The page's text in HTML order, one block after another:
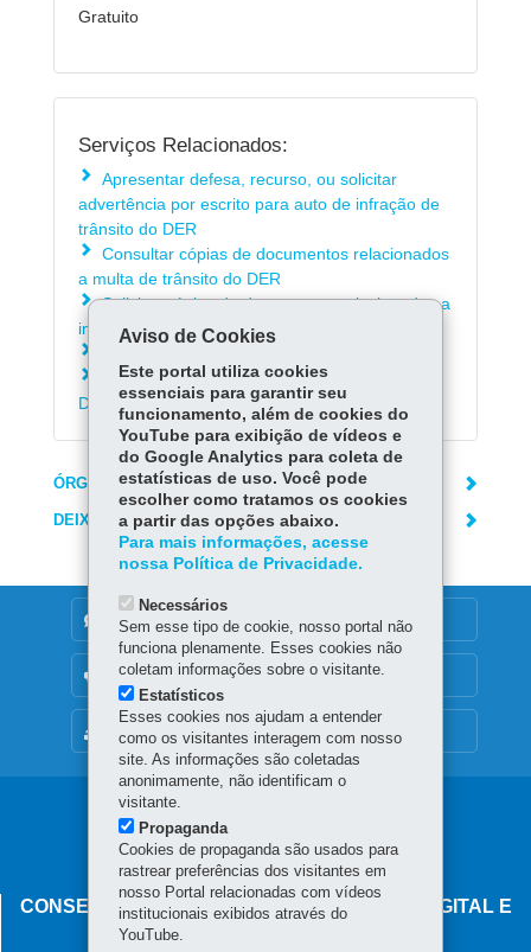
Gratuito
Serviços Relacionados:
Apresentar defesa, recurso, ou solicitar
advertência por escrito para auto de infração de
trânsito do DER
Consultar cópias de documentos relacionados
a multa de trânsito do DER
Solicitar cópias de documentos relacionados a
infrações de trânsito do DER/PR
Emitir Guia de Recolhimento Única do
DER/PR
ÓRGÃO RESPONSÁVEL
DEIXE SUA OPINIÃO
MAPA DO SITE
DENUNCIE CORRUPÇÃO
OUVIDORIA
Navegação
principal
CONSELHO ESTADUAL DE GOVERNANÇA DIGITAL E
SEGURANÇA DA INFORMAÇÃO
Aviso de Cookies
Este portal utiliza cookies
essenciais para garantir seu
funcionamento, além de cookies do
YouTube para exibição de vídeos e
do Google Analytics para coleta de
estatísticas de uso. Você pode
escolher como tratamos os cookies
a partir das opções abaixo.
Para mais informações, acesse
nossa Política de Privacidade.
Necessários
Sem esse tipo de cookie, nosso portal não
funciona plenamente. Esses cookies não
coletam informações sobre o visitante.
Estatísticos
Esses cookies nos ajudam a entender
como os visitantes interagem com nosso
site. As informações são coletadas
anonimamente, não identificam o
visitante.
Propaganda
Cookies de propaganda são usados para
rastrear preferências dos visitantes em
nosso Portal relacionadas com vídeos
institucionais exibidos através do
YouTube.